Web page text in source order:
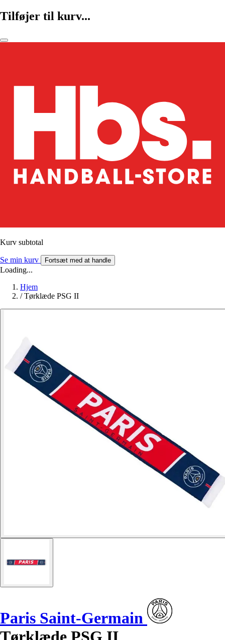
Tilføjer til kurv...
Kurv subtotal
Se min kurv Fortsæt med at handle
Loading...
Hjem
/ Tørklæde PSG II
Paris Saint-Germain